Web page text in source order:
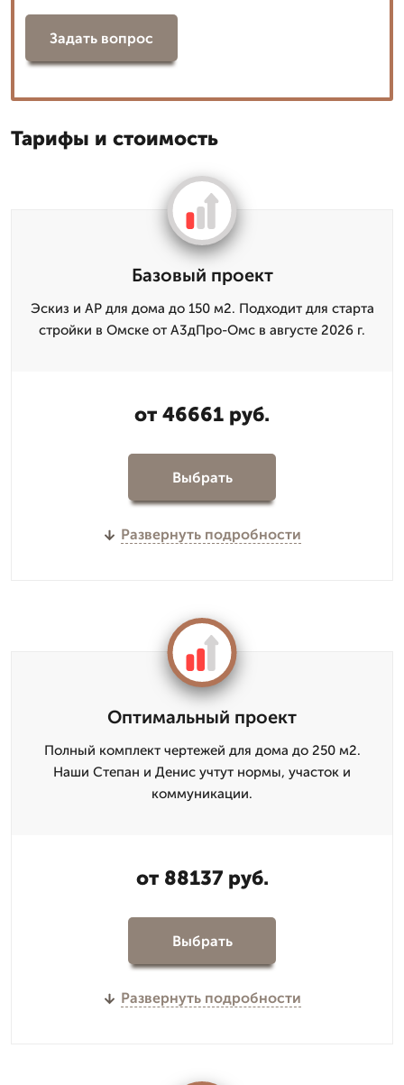
Задать вопрос
Тарифы и стоимость
Базовый проект
Эскиз и АР для дома до 150 м2. Подходит для старта
стройки в Омске от А3дПро-Омс в августе 2026 г.
от 46661 руб.
Выбрать
Развернуть подробности
Оптимальный проект
Полный комплект чертежей для дома до 250 м2.
Наши Степан и Денис учтут нормы, участок и
коммуникации.
от 88137 руб.
Выбрать
Развернуть подробности